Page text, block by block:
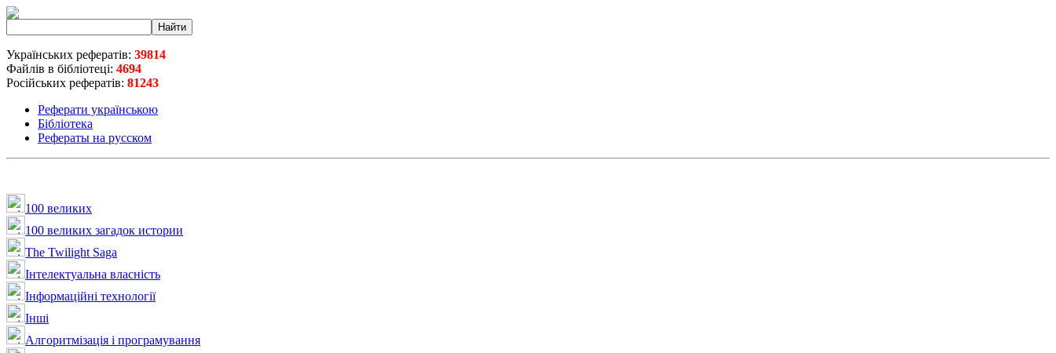
Українських рефератів: 39814
Файлів в бібліотеці: 4694
Російських рефератів: 81243
Реферати українською
Бібліотека
Рефераты на русском
100 великих
100 великих загадок истории
The Twilight Saga
Інтелектуальна влaсність
Інформаційні технології
Інші
Алгоритмізація і програмування